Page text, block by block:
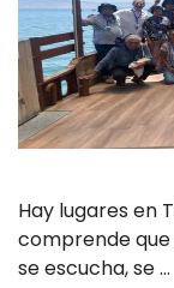
Hay lugares en
comprende que
se escucha, se …